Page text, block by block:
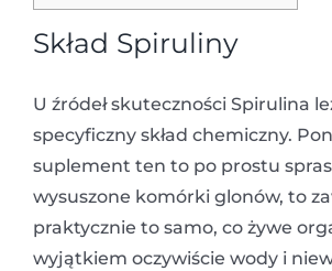
Skład Spiruliny
U źródeł skuteczności Spirulina
specyficzny skład chemiczny.
suplement ten to po prostu
wysuszone komórki glonów, to
praktycznie to samo, co żywe
wyjątkiem oczywiście wody i